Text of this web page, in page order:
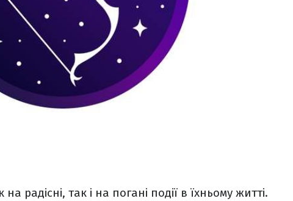
радісні, так і на погані події в їхньому житті.